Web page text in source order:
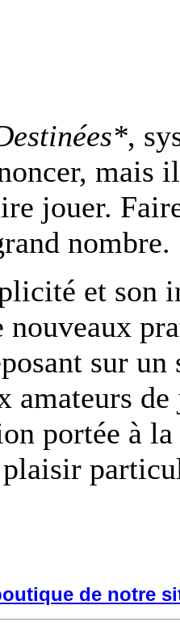
,
mais
jouer.
nombre.
et
sur
amateurs
portée à
de notre